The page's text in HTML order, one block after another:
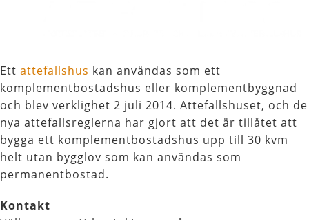
Ett attefallshus kan användas som ett
komplementbostadshus eller komplementbyggnad
och blev verklighet 2 juli 2014. Attefallshuset, och de
nya attefallsreglerna har gjort att det är tillåtet att
bygga ett komplementbostadshus upp till 30 kvm
helt utan bygglov som kan användas som
permanentbostad.
Kontakt